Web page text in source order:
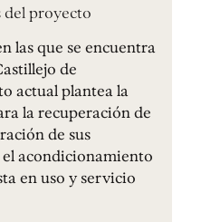
del proyecto
las que se encuentra
de
actual plantea la
la recuperación de
de sus
acondicionamiento
en uso y servicio